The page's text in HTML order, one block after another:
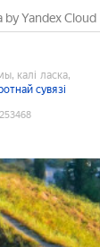
by Yandex Cloud
калі ласка,
сувязі